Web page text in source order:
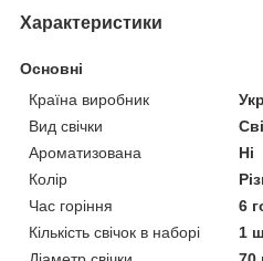
Характеристики
Основні
Країна виробник
Вид свічки
Ароматизована
Ні
Колір
Час горіння
6
Кількість свічок в наборі
1